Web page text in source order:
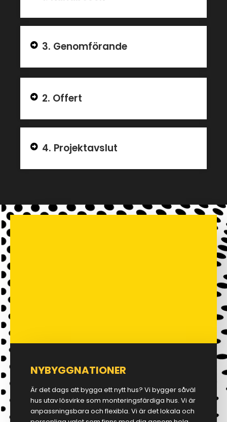
3. Genomförande
2. Offert
4. Projektavslut
NYBYGGNATIONER
Är det dags att bygga ett nytt hus? Vi bygger såväl
hus utav lösvirke som monteringsfärdiga hus. Vi är
anpassningsbara och flexibla. Vi är det lokala och